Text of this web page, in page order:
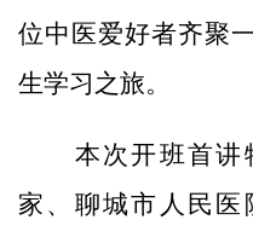
位中医爱好者齐聚
生学习之旅。
本次开班首讲
家、聊城市人民